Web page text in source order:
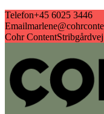
Telefon+45 6025 3446
Email
Cohr Content